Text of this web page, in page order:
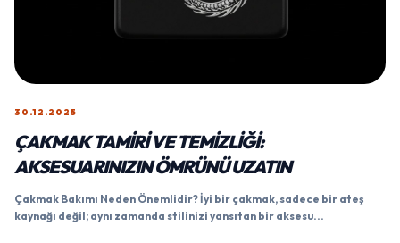
30.12.2025
ÇAKMAK TAMIRI VE TEMIZLIĞI:
AKSESUARINIZIN ÖMRÜNÜ UZATIN
Çakmak Bakımı Neden Önemlidir? İyi bir çakmak, sadece bir ateş
kaynağı değil; aynı zamanda stilinizi yansıtan bir aksesu...